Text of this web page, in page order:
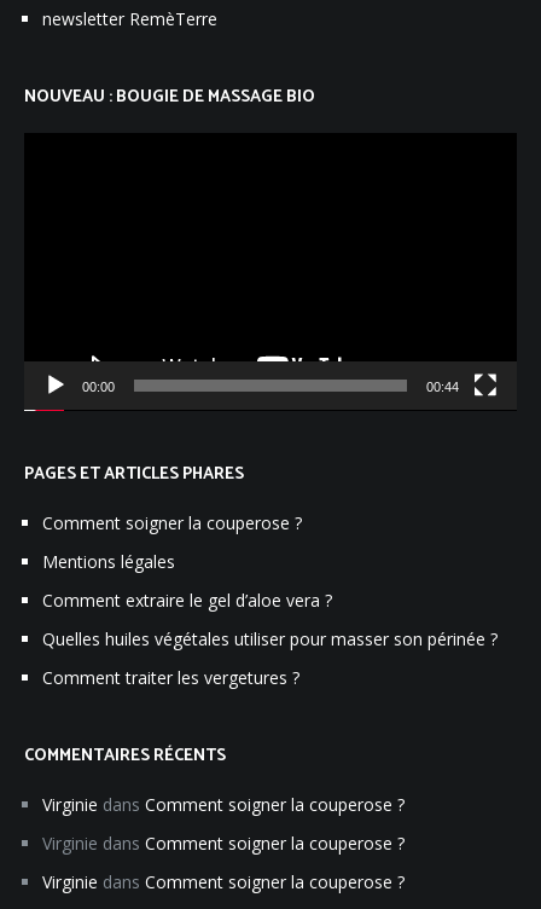
newsletter RemèTerre
NOUVEAU : BOUGIE DE MASSAGE BIO
00:00 00:44
PAGES ET ARTICLES PHARES
Comment soigner la couperose ?
Mentions légales
Comment extraire le gel d’aloe vera ?
Quelles huiles végétales utiliser pour masser son périnée ?
Comment traiter les vergetures ?
COMMENTAIRES RÉCENTS
Virginie dans Comment soigner la couperose ?
Virginie dans Comment soigner la couperose ?
Virginie dans Comment soigner la couperose ?